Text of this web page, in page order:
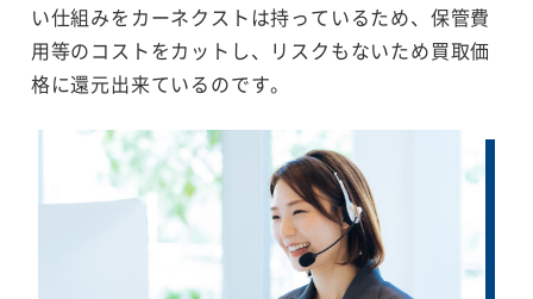
い仕組みをカーネクストは持っているため、保管費
用等のコストをカットし、リスクもないため買取価
格に還元出来ているのです。